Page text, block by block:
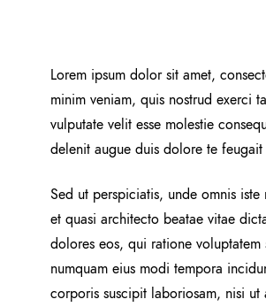
Lorem ipsum dolor sit amet,
minim veniam, quis nostrud exerci
vulputate velit esse molestie
delenit augue duis dolore te
Sed ut perspiciatis, unde omnis
et quasi architecto beatae vitae
dolores eos, qui ratione
numquam eius modi tempora
corporis suscipit laboriosam, nisi